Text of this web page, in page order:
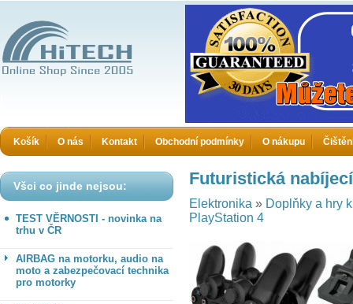
Košík O nás Kontakt Obchodní podmínky O nákupu
Všci co jinde nejsou:
TEST VĚRNOSTI - novinka na
trhu v ČR
AIRBAG na motorku, audio na
moto a zabezpečovací technika
pro motorky
Futuristická
Elektronika » Doplňky a hry
PlayStation 4